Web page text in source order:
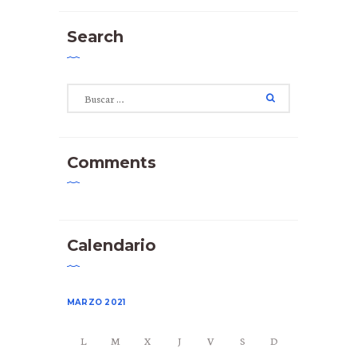
Search
Comments
Calendario
MARZO 2021
L M X J V S
D